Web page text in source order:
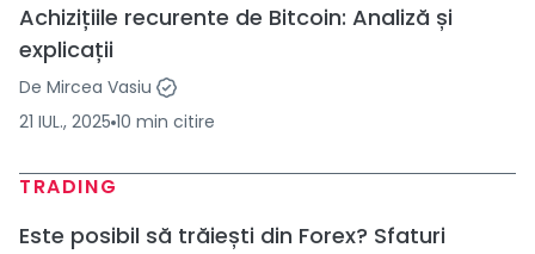
Achizițiile recurente de Bitcoin: Analiză și
explicații
De Mircea Vasiu
21 IUL., 2025 10 min citire
TRADING
Este posibil să trăiești din Forex? Sfaturi